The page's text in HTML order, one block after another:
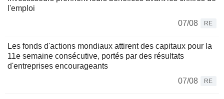
l'emploi
07/08
RE
Les fonds d'actions mondiaux attirent des capitaux pour la
11e semaine consécutive, portés par des résultats
d'entreprises encourageants
07/08
RE